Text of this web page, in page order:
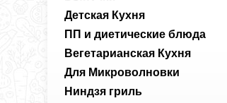
Детская Кухня
ПП и диетические блюда
Вегетарианская Кухня
Для Микроволновки
Ниндзя гриль